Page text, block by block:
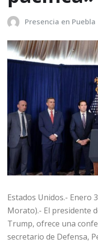
Presencia en Puebla
Estados Unidos.- Enero
Morato).- El presidente
Trump, ofrece una
secretario de Defensa,